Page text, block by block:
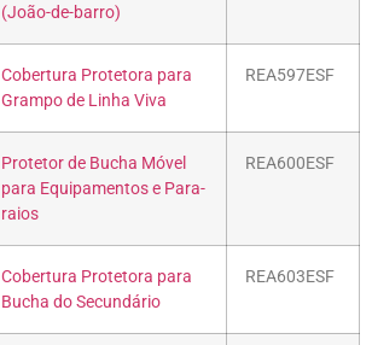
(João-de-barro)
Cobertura Protetora para
Grampo de Linha Viva
REA597ESF
Protetor de Bucha Móvel
para Equipamentos e Para-
raios
REA600ESF
Cobertura Protetora para
Bucha do Secundário
REA603ESF